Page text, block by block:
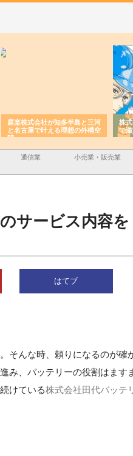
庭楽株式会社が知多半島と三河
と名古屋で叶える理想の外構空
間
株
で
通信業 小売業・販売業
サービス内容を
はてブ
そんな時、頼りになるのが確
み、バッテリーの役割はます
けている株式会社田代バッテ